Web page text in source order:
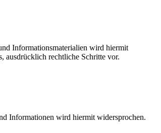
Informationsmaterialien wird hiermit
ausdrücklich rechtliche Schritte vor.
Informationen wird hiermit widersprochen.